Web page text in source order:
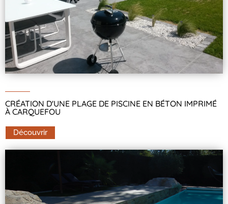
CRÉATION D'UNE PLAGE DE PISCINE EN BÉTON IMPRIMÉ
À CARQUEFOU
Découvrir